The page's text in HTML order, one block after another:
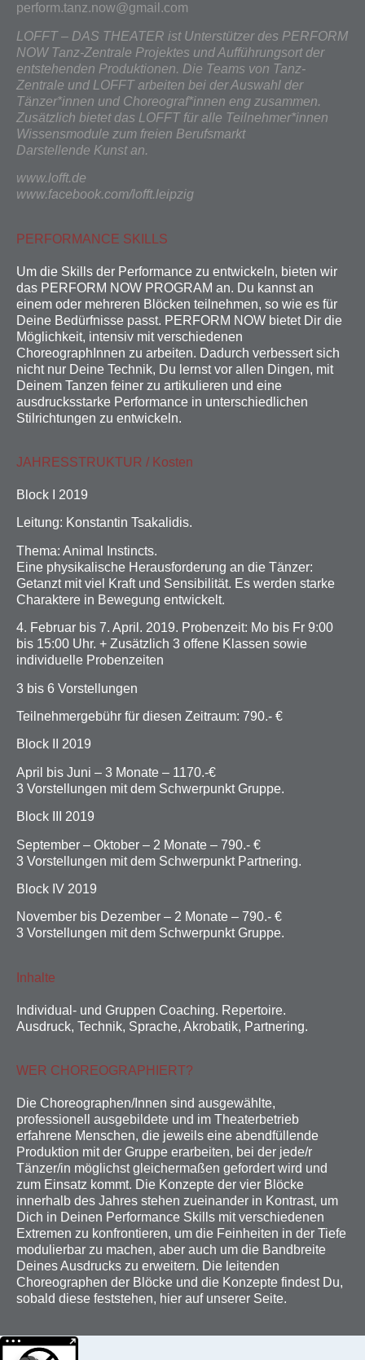
perform.tanz.now@gmail.com
LOFFT – DAS THEATER ist Unterstützer des PERFORM
NOW Tanz-Zentrale Projektes und Aufführungsort der
entstehenden Produktionen. Die Teams von Tanz-
Zentrale und LOFFT arbeiten bei der Auswahl der
Tänzer*innen und Choreograf*innen eng zusammen.
Zusätzlich bietet das LOFFT für alle Teilnehmer*innen
Wissensmodule zum freien Berufsmarkt
Darstellende Kunst an.
www.lofft.de
www.facebook.com/lofft.leipzig
PERFORMANCE SKILLS
Um die Skills der Performance zu entwickeln, bieten wir
das PERFORM NOW PROGRAM an. Du kannst an
einem oder mehreren Blöcken teilnehmen, so wie es für
Deine Bedürfnisse passt. PERFORM NOW bietet Dir die
Möglichkeit, intensiv mit verschiedenen
ChoreographInnen zu arbeiten. Dadurch verbessert sich
nicht nur Deine Technik, Du lernst vor allen Dingen, mit
Deinem Tanzen feiner zu artikulieren und eine
ausdrucksstarke Performance in unterschiedlichen
Stilrichtungen zu entwickeln.
JAHRESSTRUKTUR / Kosten
Block I 2019
Leitung: Konstantin Tsakalidis.
Thema: Animal Instincts.
Eine physikalische Herausforderung an die Tänzer:
Getanzt mit viel Kraft und Sensibilität. Es werden starke
Charaktere in Bewegung entwickelt.
4. Februar bis 7. April. 2019. Probenzeit: Mo bis Fr 9:00
bis 15:00 Uhr. + Zusätzlich 3 offene Klassen sowie
individuelle Probenzeiten
3 bis 6 Vorstellungen
Teilnehmergebühr für diesen Zeitraum: 790.- €
Block II 2019
April bis Juni – 3 Monate – 1170.-€
3 Vorstellungen mit dem Schwerpunkt Gruppe.
Block III 2019
September – Oktober – 2 Monate – 790.- €
3 Vorstellungen mit dem Schwerpunkt Partnering.
Block IV 2019
November bis Dezember – 2 Monate – 790.- €
3 Vorstellungen mit dem Schwerpunkt Gruppe.
Inhalte
Individual- und Gruppen Coaching. Repertoire.
Ausdruck, Technik, Sprache, Akrobatik, Partnering.
WER CHOREOGRAPHIERT?
Die Choreographen/Innen sind ausgewählte,
professionell ausgebildete und im Theaterbetrieb
erfahrene Menschen, die jeweils eine abendfüllende
Produktion mit der Gruppe erarbeiten, bei der jede/r
Tänzer/in möglichst gleichermaßen gefordert wird und
zum Einsatz kommt. Die Konzepte der vier Blöcke
innerhalb des Jahres stehen zueinander in Kontrast, um
Dich in Deinen Performance Skills mit verschiedenen
Extremen zu konfrontieren, um die Feinheiten in der Tiefe
modulierbar zu machen, aber auch um die Bandbreite
Deines Ausdrucks zu erweitern. Die leitenden
Choreographen der Blöcke und die Konzepte findest Du,
sobald diese feststehen, hier auf unserer Seite.
Weitere Informationen über den gesperrten Inhalt.